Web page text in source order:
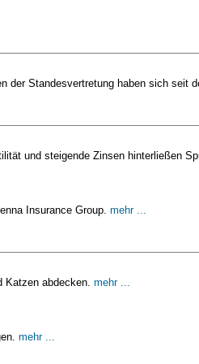
Standesvertretung haben sich seit
und steigende Zinsen hinterließen
Insurance Group. mehr ...
Katzen abdecken. mehr ...
mehr ...